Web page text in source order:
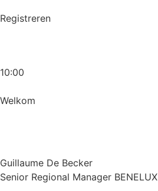
Registreren
10:00
Welkom
Guillaume De Becker
Senior Regional Manager BENELUX